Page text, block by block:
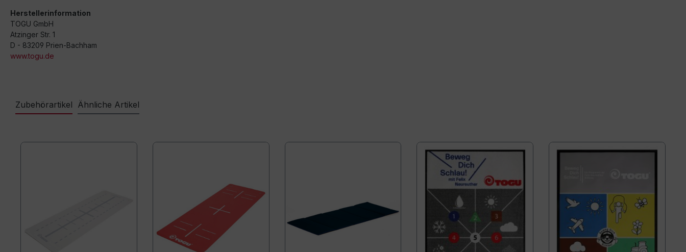
Herstellerinformation
TOGU GmbH
Atzinger Str. 1
D - 83209 Prien-Bachham
www.togu.de
Zubehörartikel Ähnliche Artikel